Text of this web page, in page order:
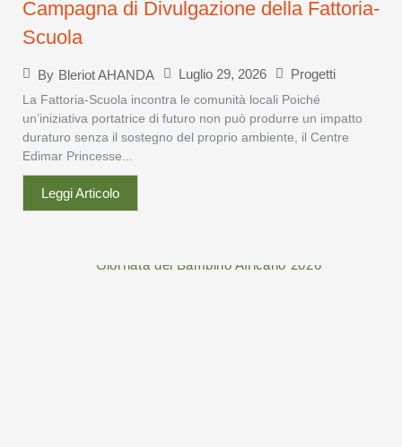
Campagna di Divulgazione della Fattoria-
Scuola
By Bleriot AHANDA Luglio 29, 2026 Progetti
La Fattoria-Scuola incontra le comunità locali Poiché
un’iniziativa portatrice di futuro non può produrre un impatto
duraturo senza il sostegno del proprio ambiente, il Centre
Edimar Princesse...
Leggi Articolo